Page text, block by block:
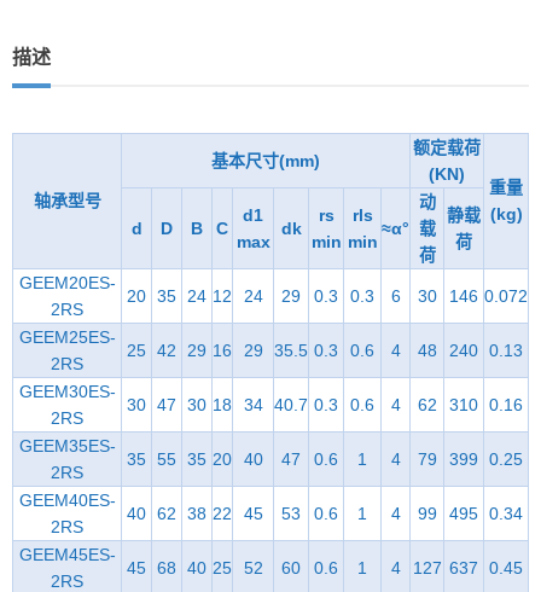
描述
轴承型号
基本尺寸(mm)
额定载荷
(KN)
重量
(kg)
d D B C
d1
max
dk
rs
min
rls
min
≈α°
动
载
荷
静载
荷
GEEM20ES-
2RS
20 35 24 12 24 29 0.3 0.3 6 30 146 0.072
GEEM25ES-
2RS
25 42 29 16 29 35.5 0.3 0.6 4 48 240 0.13
GEEM30ES-
2RS
30 47 30 18 34 40.7 0.3 0.6 4 62 310 0.16
GEEM35ES-
2RS
35 55 35 20 40 47 0.6 1 4 79 399 0.25
GEEM40ES-
2RS
40 62 38 22 45 53 0.6 1 4 99 495 0.34
GEEM45ES-
2RS
45 68 40 25 52 60 0.6 1 4 127 637 0.45